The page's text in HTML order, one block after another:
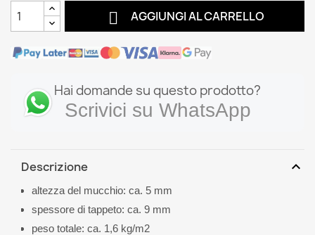
 AGGIUNGI AL CARRELLO
Hai domande su questo prodotto?
Scrivici su WhatsApp
Descrizione expand_more
altezza del mucchio: ca. 5 mm
spessore di tappeto: ca. 9 mm
peso totale: ca. 1,6 kg/m2